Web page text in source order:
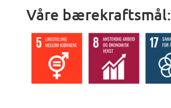
Våre bærekraftsmål: